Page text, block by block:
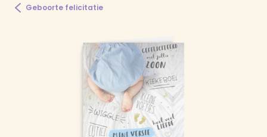
Geboorte felicitatie